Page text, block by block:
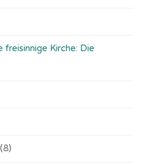
freisinnige Kirche: Die
(8)